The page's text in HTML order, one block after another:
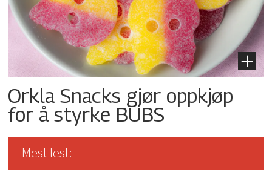
Orkla Snacks gjør oppkjøp
for å styrke BUBS
Mest lest: